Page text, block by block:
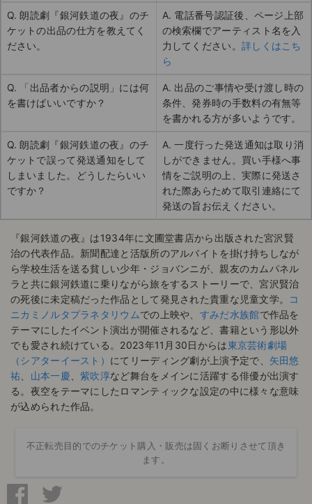
Q. 朗読劇『銀河鉄道の夜』のチ
ケットの出品の仕方を教えてく
ださい。
A. 電話番号認証後、ページ上部
の検索欄でアーティスト名を入
力してください。 詳しくはこち
ら
Q. 「出品者からの説明」には何
を書けばいいですか？
A. 出品のご事情や受け渡し時の
条件、発券時の手数料の有無等
を書かれる方が多いようです。
Q. 朗読劇『銀河鉄道の夜』のチ
ケットで誤って発送通知をして
しまいました。どうしたらいい
ですか？
A. 一度行った発送通知は取り消
しができません。買い手様へ事
情をご説明の上、実際に発送さ
れた際あらためて取引連絡にて
発送の旨お伝えください。
『銀河鉄道の夜』は1934年に文圃堂書店から出版された宮沢賢
治の代表作品。新聞配達と活版所のアルバイトを掛け持ちしなが
ら学校生活を送る貧しい少年・ジョバンニが、親友のカムパネル
ラと共に銀河鉄道に乗りながら旅をするストーリーで、宮沢賢治
の死後に未定稿だった作品として発見された貴重な児童文学。 コ
ニカミノルタプラネタリウムでの上映や、 すみだ水族館で作品を
テーマにしたイベント演出が開催されるなど、書籍という形以外
でも愛され続けている。2023年11月30日からは東京芸術劇場
（シアターイースト） にてリーディング劇が上演予定で、 矢田悠
祐
山本一慶 、紫吹淳など舞台をメインに活躍する俳優が出演す
る。夜空をテーマにしたロマンティックな設定の中に様々な意味
が込められた作品。
不正転売目的でのチケット購入・販売は固くお断りさせて頂き
ます。